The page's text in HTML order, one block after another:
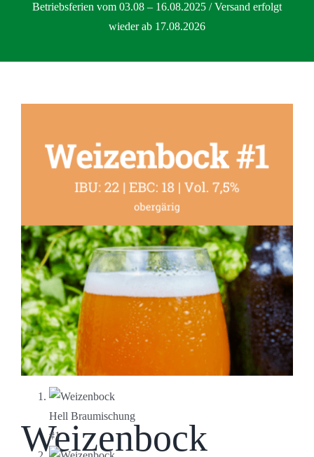
Betriebsferien vom 03.08 – 16.08.2025 / Versand erfolgt
wieder ab 17.08.2026
Weizenbock